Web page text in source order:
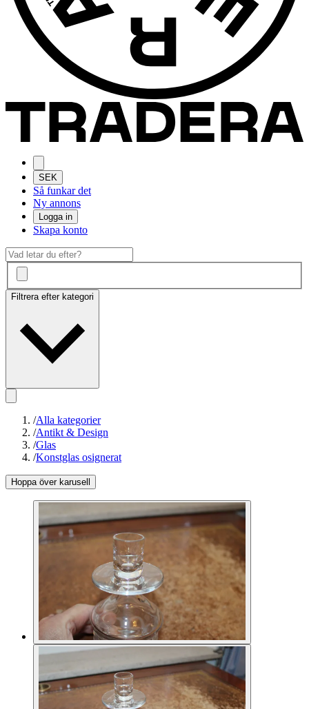
SEK
Så funkar det
Ny annons
Logga in
Skapa konto
Filtrera efter kategori
/Alla kategorier
/Antikt & Design
/Glas
/Konstglas osignerat
Hoppa över karusell